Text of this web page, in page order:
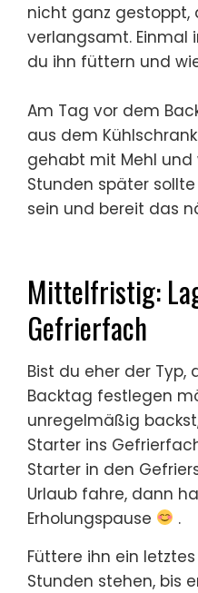
nicht ganz gestoppt,
verlangsamt. Einmal
du ihn füttern und
Am Tag vor dem
aus dem
gehabt mit Mehl und
Stunden später
sein und bereit das
Mittelfristig:
Gefrierfach
Bist du eher der
Backtag festlegen
unregelmäßig
Starter ins
Starter in den
Urlaub fahre, dann
Erholungspause
.
Füttere ihn ein
Stunden stehen, bis